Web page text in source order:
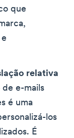
que
relativa
e-mails
é uma
los
É